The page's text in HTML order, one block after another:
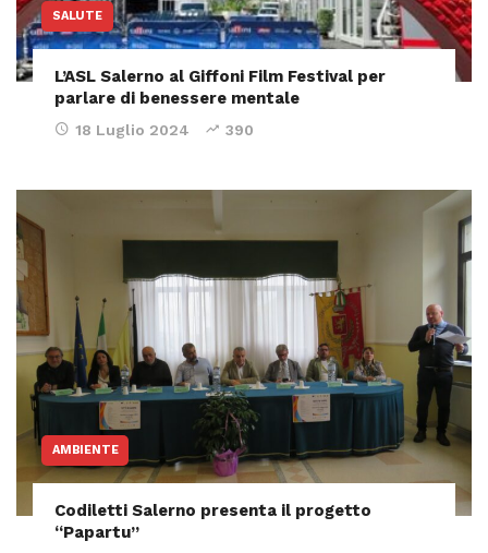
SALUTE
L’ASL Salerno al Giffoni Film Festival per
parlare di benessere mentale
18 Luglio 2024 390
AMBIENTE
Codiletti Salerno presenta il progetto
“Papartu”